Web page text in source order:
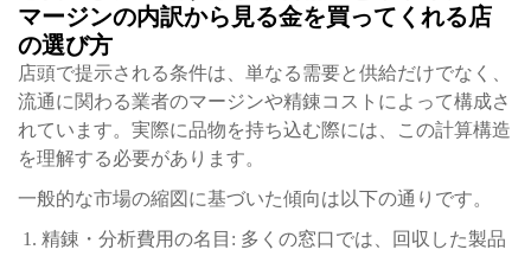
マージンの内訳から見る金を買ってくれる店
の選び方
店頭で提示される条件は、単なる需要と供給だけでなく、
流通に関わる業者のマージンや精錬コストによって構成さ
れています。実際に品物を持ち込む際には、この計算構造
を理解する必要があります。
一般的な市場の縮図に基づいた傾向は以下の通りです。
精錬・分析費用の名目: 多くの窓口では、回収した製品